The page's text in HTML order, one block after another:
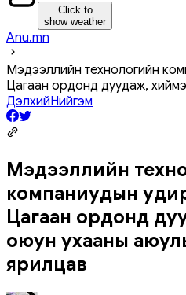
Click to
show weather
Anu.mn
Мэдээллийн технологийн
Цагаан ордонд дуудаж,
ДэлхийНийгэм
Мэдээллийн
компаниудын
Цагаан ордонд
оюун ухааны
ярилцав